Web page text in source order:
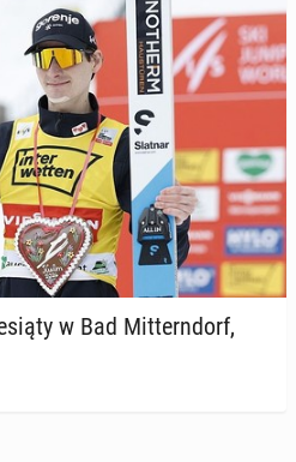
w Bad Mit­tern­dorf,